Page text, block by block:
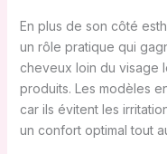
En plus de son côté
un rôle pratique qui
cheveux loin du visage
produits. Les modèles
car ils évitent les
un confort optimal tout